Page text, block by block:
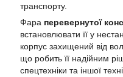
транспорту.
Фара перевернутої
встановлювати її у
корпус захищений від
що робить її надійним
спецтехніки та іншої